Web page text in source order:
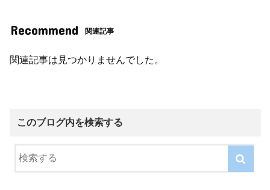
Recommend 関連記事
関連記事は見つかりませんでした。
このブログ内を検索する